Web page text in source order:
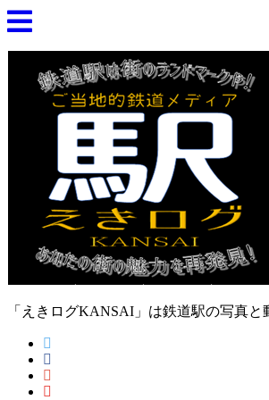
「えきログKANSAI」は鉄道駅の写真